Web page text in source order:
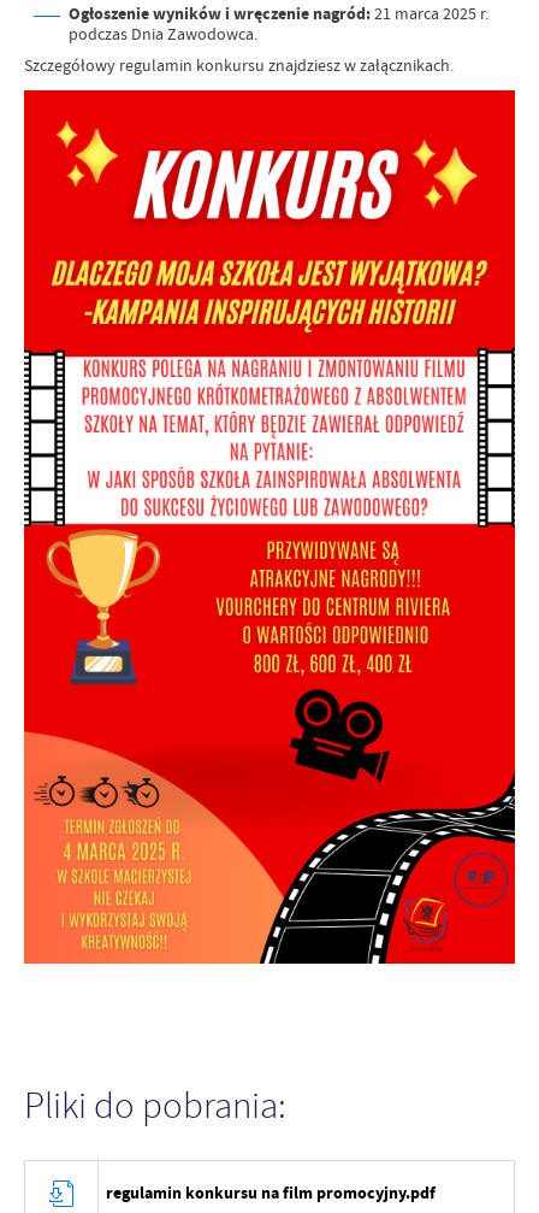
Ogłoszenie wyników i wręczenie nagród:21 marca 2025 r.
podczas Dnia Zawodowca.
Szczegółowy regulamin konkursu znajdziesz w załącznikach.
Pliki do pobrania:
regulamin konkursu na film promocyjny.pdf